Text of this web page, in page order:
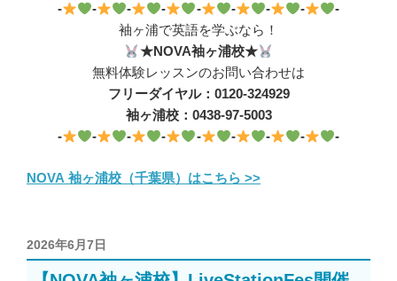
- - - - - - - -
-
袖ヶ浦で英語を学ぶなら！
★NOVA袖ヶ浦校★
無料体験レッスンのお問い合わせは
フリーダイヤル：0120-324929
袖ヶ浦校：0438-97-5003
-
- - - - - - - -
NOVA 袖ヶ浦校（千葉県）はこちら >>
投
稿
2026年6月7日